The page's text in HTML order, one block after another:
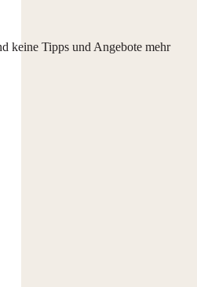
keine Tipps und Angebote mehr